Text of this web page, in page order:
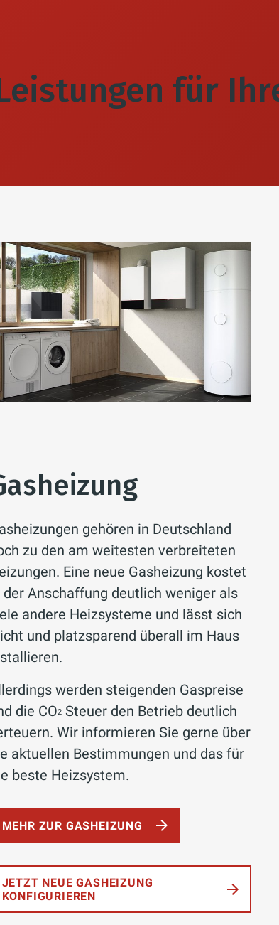
für
gehören in Deutschland
zu den am weitesten verbreiteten
Eine neue Gasheizung kostet
der Anschaffung deutlich weniger als
andere Heizsysteme und lässt sich
und platzsparend überall im Haus
werden steigenden Gaspreise
die CO2Steuer den Betrieb deutlich
Wir informieren Sie gerne über
aktuellen Bestimmungen und das für
beste Heizsystem.
MEHR ZUR GASHEIZUNG
JETZT NEUE GASHEIZUNG
KONFIGURIEREN